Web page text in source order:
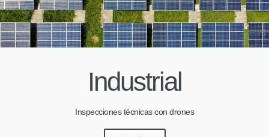
Industrial
Inspecciones técnicas con drones